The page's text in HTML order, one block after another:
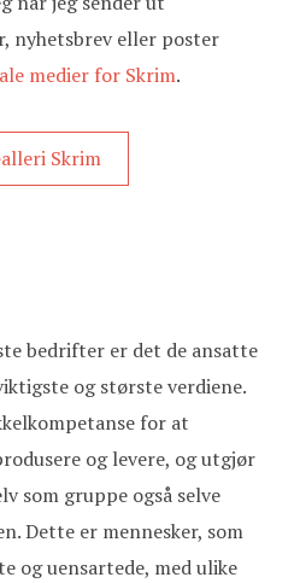
nyhetsbrev eller poster
medier for Skrim.
Skrim
bedrifter er det de ansatte
og største verdiene.
for at
og levere, og utgjør
som gruppe også selve
Dette er mennesker, som
og uensartede, med ulike